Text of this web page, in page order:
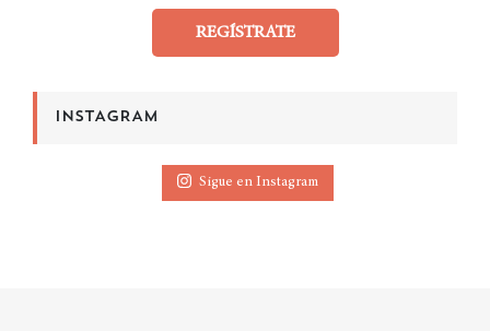
REGÍSTRATE
INSTAGRAM
Sigue en Instagram